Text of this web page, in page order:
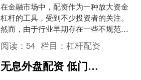
在金融市场中，配资作为一种放大资金
杠杆的工具，受到不少投资者的关注。
然而，由于行业早期存在一些不规范现
象，许多人对配资开户流程仍存有疑
虑。本文将为你详细解析正规....
阅读： 54 栏目：杠杆配资
无息外盘配资 低门槛全球投资新选择